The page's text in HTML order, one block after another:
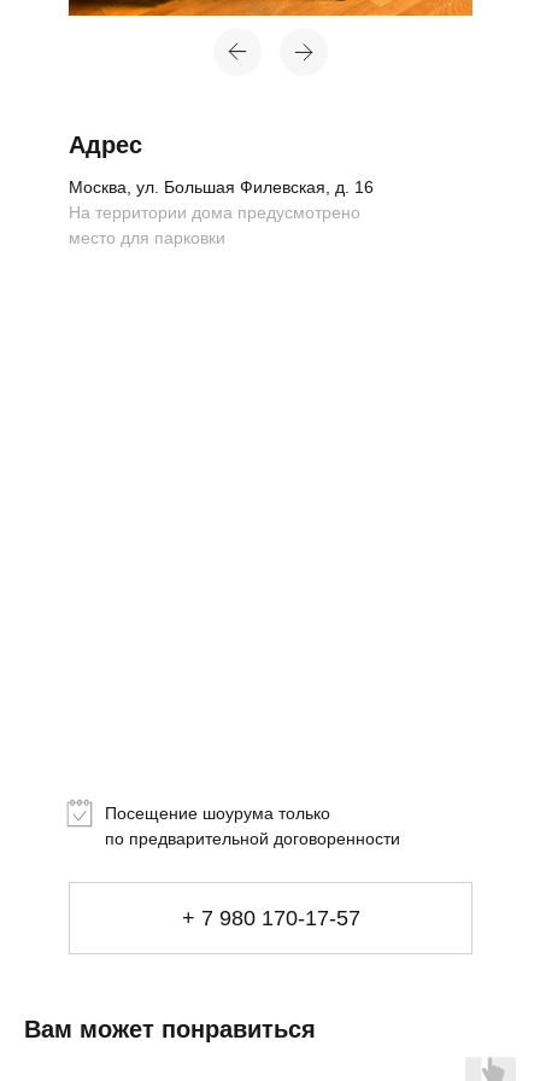
+ 7 980 170-17-57
Посещение шоурума только
по предварительной договоренности
Москва, ул. Большая Филевская, д. 16
Адрес
На территории дома предусмотрено
место для парковки
Вам может понравиться
Декор
Ценность обретения
Купить за 100 000 ₽
Купить за 100 000 ₽